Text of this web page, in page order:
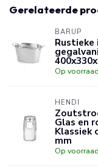
Gerelateerde
BARUP
Rustieke
Op voorraad
HENDI
Glas en
Klassiek
mm
Op voorraad